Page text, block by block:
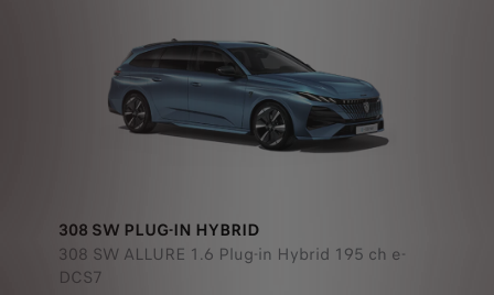
308 SW ALLURE 1.6 Plug-in Hybrid 195 ch e-
DCS7